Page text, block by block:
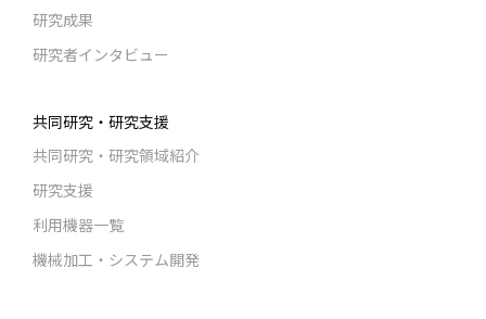
研究成果
研究者インタビュー
共同研究・研究支援
共同研究・研究領域紹介
研究支援
利用機器一覧
機械加工・システム開発